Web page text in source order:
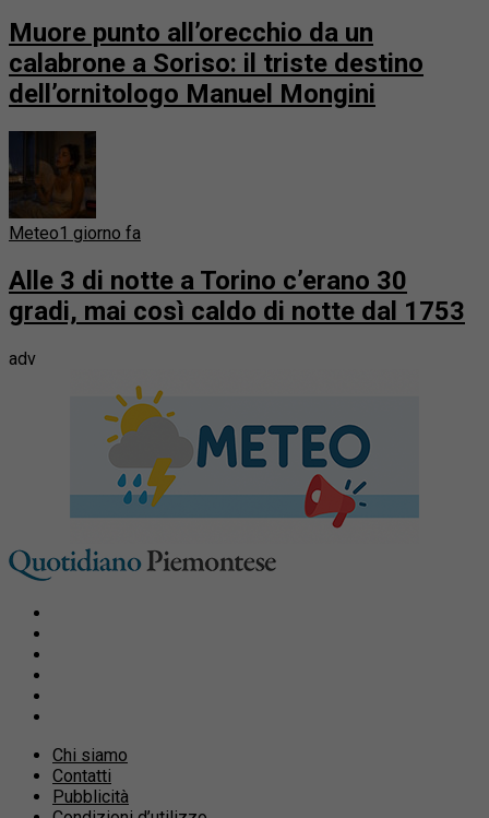
Muore punto all’orecchio da un
calabrone a Soriso: il triste destino
dell’ornitologo Manuel Mongini
Meteo1 giorno fa
Alle 3 di notte a Torino c’erano 30
gradi, mai così caldo di notte dal 1753
adv
Chi siamo
Contatti
Pubblicità